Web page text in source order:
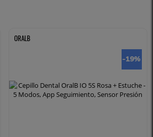
ORALB
-19%